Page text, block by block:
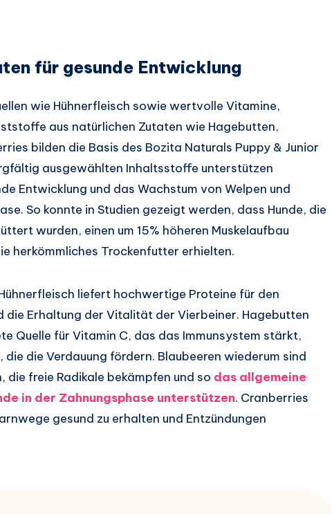
für gesunde Entwicklung
wie Hühnerfleisch sowie wertvolle Vitamine,
aus natürlichen Zutaten wie Hagebutten,
bilden die Basis des Bozita Naturals Puppy & Junior
ausgewählten Inhaltsstoffe unterstützen
Entwicklung und das Wachstum von Welpen und
So konnte in Studien gezeigt werden, dass Hunde, die
wurden, einen um 15% höheren Muskelaufbau
herkömmliches Trockenfutter erhielten.
liefert hochwertige Proteine für den
die Erhaltung der Vitalität der Vierbeiner. Hagebutten
Quelle für Vitamin C, das das Immunsystem stärkt,
die Verdauung fördern. Blaubeeren wiederum sind
die freie Radikale bekämpfen und so das allgemeine
in der Zahnungsphase unterstützen. Cranberries
gesund zu erhalten und Entzündungen